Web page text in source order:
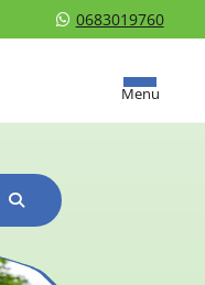
0683019760
Menu